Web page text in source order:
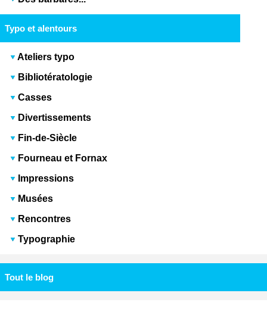
Typo et alentours
Ateliers typo
Bibliotératologie
Casses
Divertissements
Fin-de-Siècle
Fourneau et Fornax
Impressions
Musées
Rencontres
Typographie
Tout le blog